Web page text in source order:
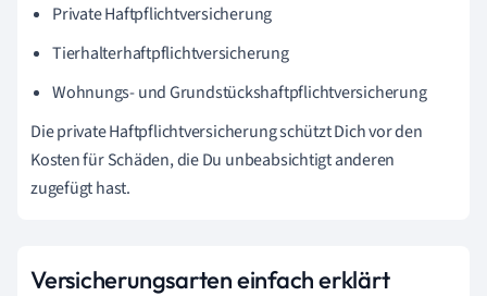
Private Haftpflichtversicherung
Tierhalterhaftpflichtversicherung
Wohnungs- und Grundstückshaftpflichtversicherung
Die private Haftpflichtversicherung schützt Dich vor den
Kosten für Schäden, die Du unbeabsichtigt anderen
zugefügt hast.
Versicherungsarten einfach erklärt